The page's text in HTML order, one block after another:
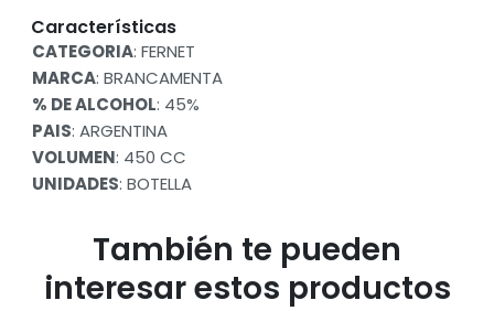
Características
CATEGORIA: FERNET
MARCA: BRANCAMENTA
% DE ALCOHOL: 45%
PAIS: ARGENTINA
VOLUMEN: 450 CC
UNIDADES: BOTELLA
También te pueden
interesar estos productos